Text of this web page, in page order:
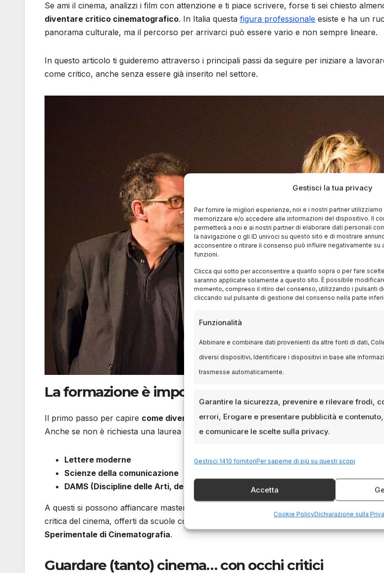
Gestisci la tua privacy
Per fornire le migliori esperienze, noi e i nostri partner
memorizzare e/o accedere alle informazioni del dispositivo. Il
permetterà a noi e ai nostri partner di elaborare dati personali
la navigazione o gli ID univoci su questo sito e di mostrare
acconsentire o ritirare il consenso può influire negativamente su
funzioni.
Clicca qui sotto per acconsentire a quanto sopra o per fare
saranno applicate solamente a questo sito. È possibile
momento, compreso il ritiro del consenso, utilizzando i pulsanti
cliccando sul pulsante di gestione del consenso nella parte
Funzionalità
Abbinare e combinare dati provenienti da altre fonti di dati,
diversi dispositivi, Identificare i dispositivi in base alle
trasmesse automaticamente.
Garantire la sicurezza, prevenire e rilevare frodi,
errori, Erogare e presentare pubblicità e
e comunicare le scelte sulla privacy.
Gestisci 1410 fornitoriPer saperne di più su questi scopi
Accetta
Cookie PolicyDichiarazione sulla
Se ami il cinema, analizzi i film con attenzione e ti piace scrivere, forse ti sei chiesto
diventare critico cinematografico. In Italia questa figura professionale esiste e ha un
panorama culturale, ma il percorso per arrivarci può essere vario e non sempre lineare.
In questo articolo ti guideremo attraverso i principali passi da seguire per iniziare a
come critico, anche senza essere già inserito nel settore.
La formazione è importante, ma non obbligatoria
Il primo passo per capire come diventare critico cinematografico è dotarsi di una
Anche se non è richiesta una laurea specifica, molti critici provengono da percorsi come:
Lettere moderne
Scienze della comunicazione
DAMS (Discipline delle Arti, della Musica e dello Spettacolo)
A questi si possono affiancare master o corsi specifici in giornalismo culturale, scrittura
critica del cinema, offerti da scuole come la
Civica Scuola di Cinema Luchino Visconti
Sperimentale di Cinematografia.
Guardare (tanto) cinema… con occhi critici